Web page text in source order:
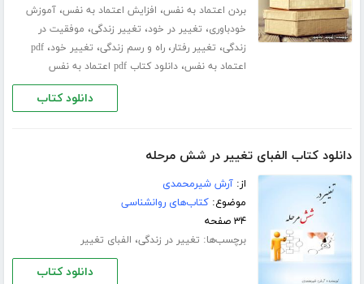
بردن اعتماد به نفس، افزایش اعتماد به نفس،آموزش
خودباوری، تغییر در خود، تغییر زندگی، موفقیت در
زندگی، تغییر رفتار،راه و رسم زندگی، تغییر خود،pdf
اعتماد به نفس،دانلود کتاب pdf اعتماد به نفس
دانلود کتاب
دانلود کتاب الفبای تغییر در شش مرحله
از:آرش شیرمحمدی
موضوع:کتاب‌های روانشناسی
۳۴ صفحه
برچسب‌ها: تغییر در زندگی، الفبای تغییر
دانلود کتاب